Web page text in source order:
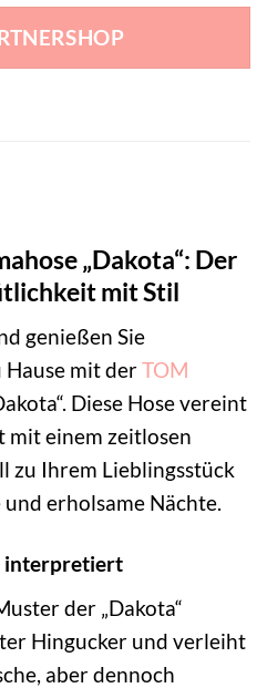
„Dakota“: Der
mit Stil
genießen Sie
Hause mit derTOM
Diese Hose vereint
mit einem zeitlosen
zu Ihrem Lieblingsstück
erholsame Nächte.
interpretiert
der „Dakota“
Hingucker und verleiht
aber dennoch